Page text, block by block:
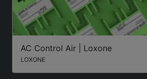
AC Control Air | Loxone
LOXONE